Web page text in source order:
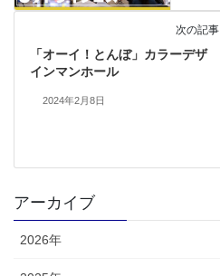
次の記事
「オーイ！とんぼ」カラーデザ
インマンホール
2024年2月8日
アーカイブ
2026年